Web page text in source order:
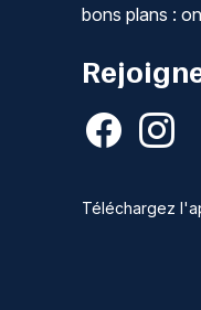
bons plans :
Téléchargez